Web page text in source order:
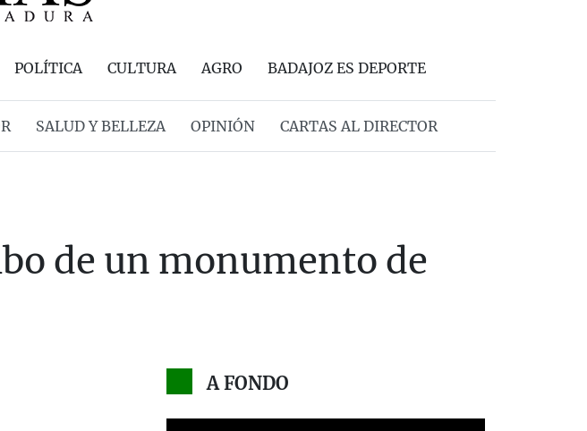
POLÍTICA CULTURA AGRO BADAJOZ ES DEPORTE
SALUD Y BELLEZA OPINIÓN CARTAS AL DIRECTOR
de un monumento de
A FONDO